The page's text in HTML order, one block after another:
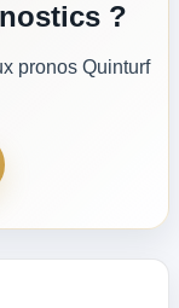
?
pronos Quinturf